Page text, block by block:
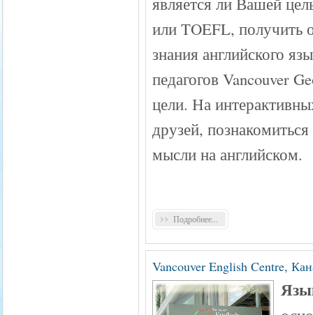
или TOEFL, получить
знания английского
педагогов Vancouver
цели. На
друзей,
мысли на английском.
Подробнее...
Vancouver English Centre,